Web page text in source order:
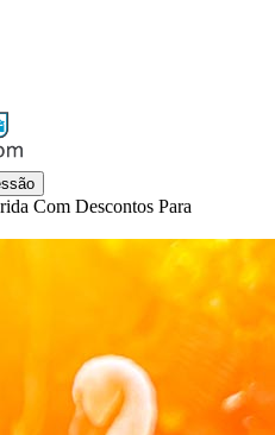
Com Descontos Para